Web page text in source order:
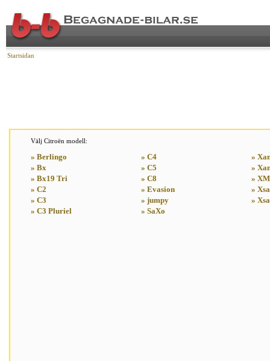
Startsidan
Välj Citroën modell:
» Berlingo
» Bx
» Bx19 Tri
» C2
» C3
» C3 Pluriel
» C4
» C5
» C8
» Evasion
» jumpy
» SaXo
»
»
» XM
»
»